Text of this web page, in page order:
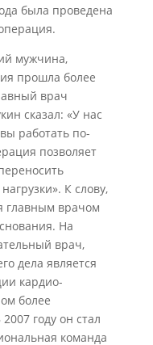
была проведена
мужчина,
прошла более
врач
сказал: «У нас
работать по-
позволяет
К слову,
главным врачом
На
врач,
дела является
кардио-
более
году он стал
команда